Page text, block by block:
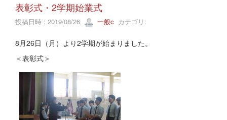
表彰式・2学期始業式
投稿日時 : 2019/08/26 一般c カテゴリ:
8月26日（月）より2学期が始まりました。
＜表彰式＞